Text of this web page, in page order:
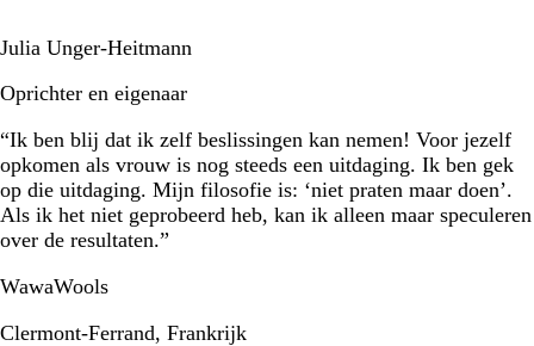
Julia Unger-Heitmann
Oprichter en eigenaar
“Ik ben blij dat ik zelf beslissingen kan nemen! Voor jezelf
opkomen als vrouw is nog steeds een uitdaging. Ik ben gek
op die uitdaging. Mijn filosofie is: ‘niet praten maar doen’.
Als ik het niet geprobeerd heb, kan ik alleen maar speculeren
over de resultaten.”
WawaWools
Clermont-Ferrand, Frankrijk